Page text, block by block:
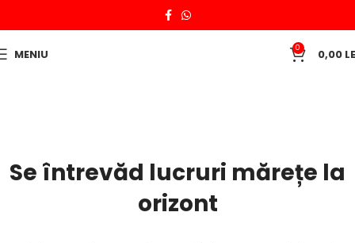
MENIU 0 0,00
Se întrevăd lucruri mărețe la
orizont